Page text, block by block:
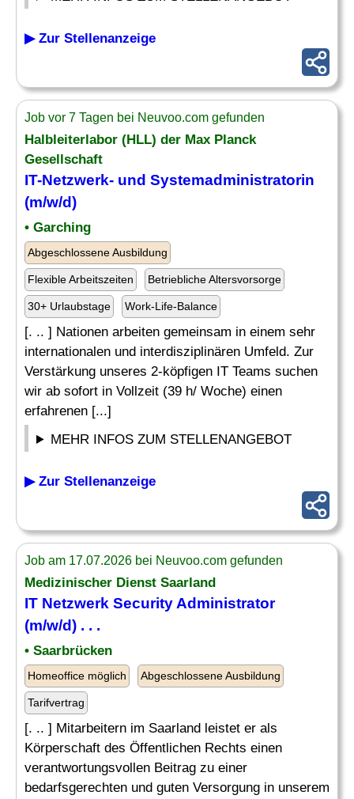
▶ Zur Stellenanzeige
Job vor 7 Tagen bei Neuvoo.com gefunden
Halbleiterlabor (HLL) der Max Planck
Gesellschaft
IT-Netzwerk- und Systemadministratorin
(m/w/d)
• Garching
Abgeschlossene Ausbildung
Flexible Arbeitszeiten Betriebliche Altersvorsorge
30+ Urlaubstage Work-Life-Balance
[. .. ] Nationen arbeiten gemeinsam in einem sehr
internationalen und interdisziplinären Umfeld. Zur
Verstärkung unseres 2-köpfigen IT Teams suchen
wir ab sofort in Vollzeit (39 h/ Woche) einen
erfahrenen [...]
MEHR INFOS ZUM STELLENANGEBOT
▶ Zur Stellenanzeige
Job am 17.07.2026 bei Neuvoo.com gefunden
Medizinischer Dienst Saarland
IT Netzwerk Security Administrator
(m/w/d) . . .
• Saarbrücken
Homeoffice möglich Abgeschlossene Ausbildung
Tarifvertrag
[. .. ] Mitarbeitern im Saarland leistet er als
Körperschaft des Öffentlichen Rechts einen
verantwortungsvollen Beitrag zu einer
bedarfsgerechten und guten Versorgung in unserem